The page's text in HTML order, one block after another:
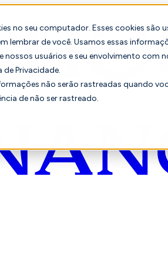
no seu computador. Esses cookies
lembrar de você. Usamos essas
nossos usuários e seu envolvimento
Privacidade.
não serão rastreadas quando
de não ser rastreado.